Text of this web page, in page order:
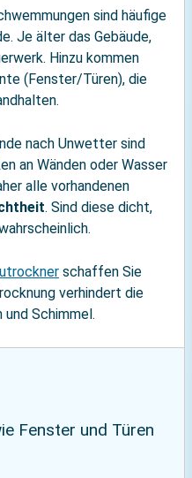
sind häufige
Je älter das Gebäude,
Hinzu kommen
(Fenster/Türen), die
nach Unwetter sind
an Wänden oder Wasser
alle vorhandenen
. Sind diese dicht,
schaffen Sie
verhindert die
und Schimmel.
Fenster und Türen